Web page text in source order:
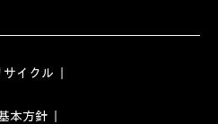
サイクル
本方針